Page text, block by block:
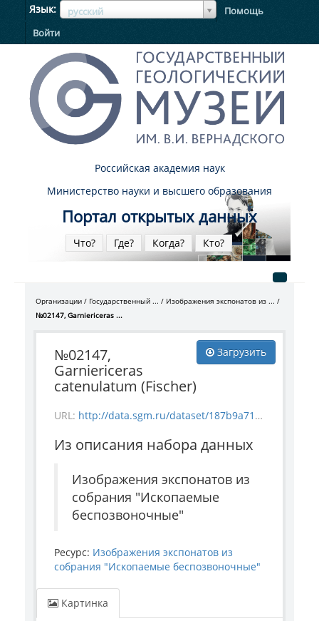
Язык русский
ЯзыкЯзык
Помощь
Войти
Российская академия наук
Министерство науки и высшего образования
Портал открытых данных
Что? Где? Когда? Кто?
Организации Государственный ...
Изображения экспонатов из ...
№02147, Garniericeras ...
Загрузить
№02147,
Garniericeras
catenulatum (Fischer)
URL: http://data.sgm.ru/dataset/187b9a71-4c85-43ec-99fe-080bdf792007/resource/724c900b-68e9-4086-8ff8-007434ac7541/download/invertebrate_2147.jpg
Из описания набора данных
Изображения экспонатов из
собрания "Ископаемые
беспозвоночные"
Ресурс: Изображения экспонатов из
собрания "Ископаемые беспозвоночные"
Картинка